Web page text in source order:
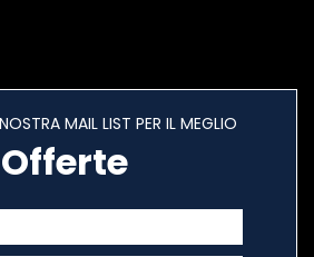
MAIL LIST PER IL MEGLIO
Offerte